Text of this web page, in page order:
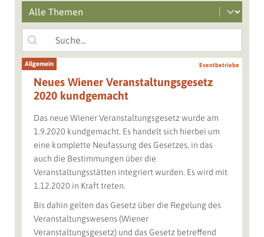
Mobile Main Grid Filter
Select content
Suche
Search content
Allgemein Eventbetriebe
Neues Wiener Veranstaltungsgesetz
2020 kundgemacht
Das neue Wiener Veranstaltungsgesetz wurde am
1.9.2020 kundgemacht. Es handelt sich hierbei um
eine komplette Neufassung des Gesetzes, in das
auch die Bestimmungen über die
Veranstaltungsstätten integriert wurden. Es wird mit
1.12.2020 in Kraft treten.
Bis dahin gelten das Gesetz über die Regelung des
Veranstaltungswesens (Wiener
Veranstaltungsgesetz) und das Gesetz betreffend